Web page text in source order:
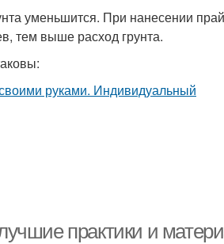
уменьшится. При нанесении
тем выше расход грунта.
практики и